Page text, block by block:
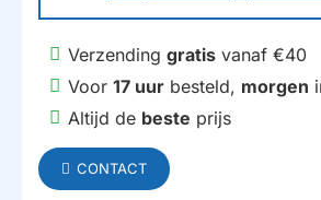
Verzending gratis vanaf €40
Voor 17 uur besteld, morgen
Altijd de beste prijs
CONTACT